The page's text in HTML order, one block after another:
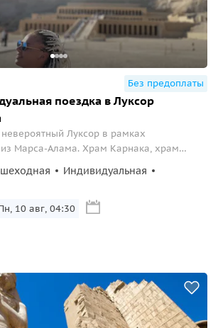
Без предоплаты
поездка в Луксор
Луксор в рамках
Марса-Алама. Храм Карнака, храм
Индивидуальная
10 авг, 04:30